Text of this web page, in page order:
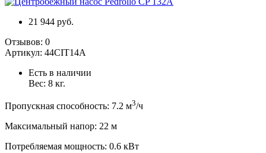
21 944 руб.
Отзывов: 0
Артикул: 44CIT14A
Есть в наличии
Вес: 8 кг.
Пропускная способность: 7.2 м3/ч
Максимальный напор: 22 м
Потребляемая мощность: 0.6 кВт